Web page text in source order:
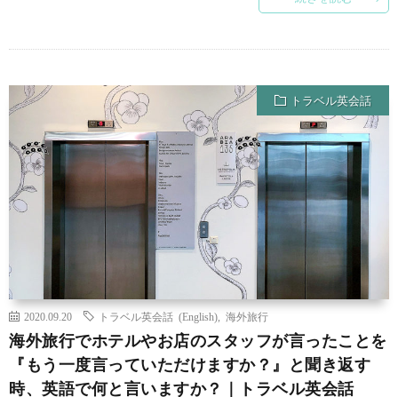
トラベル英会話
2020.09.20 トラベル英会話 (English) 海外旅行
海外旅行でホテルやお店のスタッフが言ったことを
『もう一度言っていただけますか？』と聞き返す
時、英語で何と言いますか？｜トラベル英会話